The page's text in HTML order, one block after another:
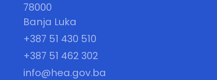
78000
Banja Luka
+387 51 430 510
+387 51 462 302
info@hea.gov.ba